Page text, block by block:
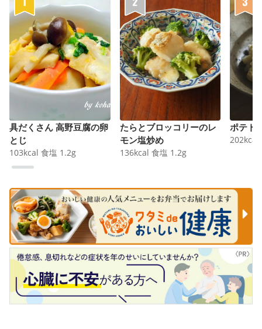
具だくさん 高野豆腐の卵
とじ
103kcal 食塩 1.2g
たらとブロッコリーのレ
モン塩炒め
136kcal 食塩 1.2g
ポテト
202kcal